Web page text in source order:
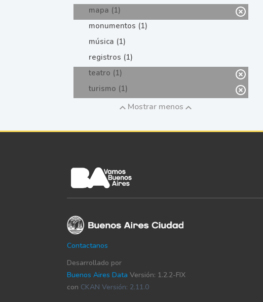
mapa (1)
monumentos (1)
música (1)
registros (1)
teatro (1)
turismo (1)
Mostrar menos
Contactanos
Desarrollado por
Buenos Aires Data Versión: 1.2.2-FIX
con CKAN Versión: 2.11.0